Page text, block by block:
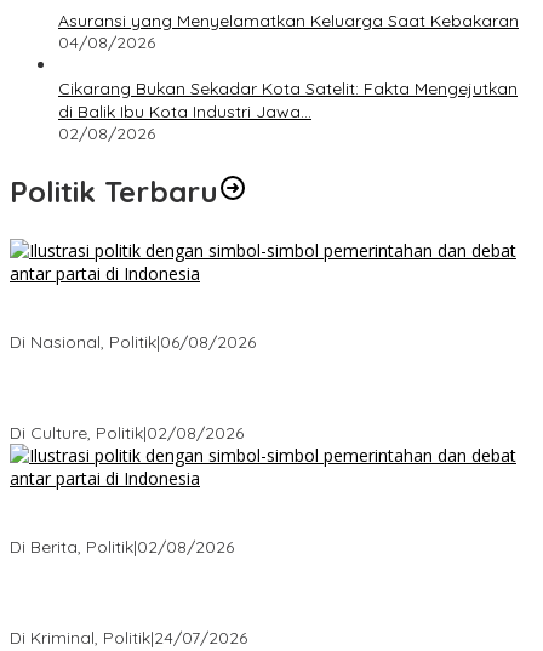
Asuransi yang Menyelamatkan Keluarga Saat Kebakaran
04/08/2026
Cikarang Bukan Sekadar Kota Satelit: Fakta Mengejutkan
di Balik Ibu Kota Industri Jawa…
02/08/2026
Politik Terbaru
Di Nasional, Politik|06/08/2026
Di Culture, Politik|02/08/2026
Di Berita, Politik|02/08/2026
Di Kriminal, Politik|24/07/2026